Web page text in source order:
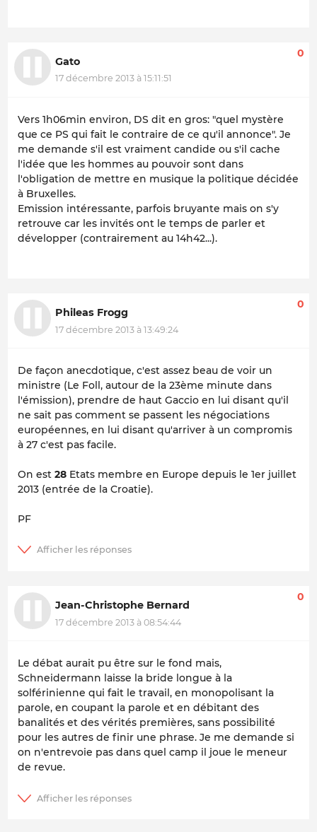
Gato
17 décembre 2013 à 15:11:51
0
Vers 1h06min environ, DS dit en gros: "quel mystère
que ce PS qui fait le contraire de ce qu'il annonce". Je
me demande s'il est vraiment candide ou s'il cache
l'idée que les hommes au pouvoir sont dans
l'obligation de mettre en musique la politique décidée
à Bruxelles.
Emission intéressante, parfois bruyante mais on s'y
retrouve car les invités ont le temps de parler et
développer (contrairement au 14h42...).
Phileas Frogg
17 décembre 2013 à 13:49:24
0
De façon anecdotique, c'est assez beau de voir un
ministre (Le Foll, autour de la 23ème minute dans
l'émission), prendre de haut Gaccio en lui disant qu'il
ne sait pas comment se passent les négociations
européennes, en lui disant qu'arriver à un compromis
à 27 c'est pas facile.
On est 28 Etats membre en Europe depuis le 1er juillet
2013 (entrée de la Croatie).
PF
Jean-Christophe Bernard
17 décembre 2013 à 08:54:44
0
Le débat aurait pu être sur le fond mais,
Schneidermann laisse la bride longue à la
solférinienne qui fait le travail, en monopolisant la
parole, en coupant la parole et en débitant des
banalités et des vérités premières, sans possibilité
pour les autres de finir une phrase. Je me demande si
on n'entrevoie pas dans quel camp il joue le meneur
de revue.